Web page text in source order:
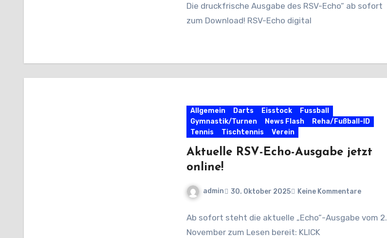
Die druckfrische Ausgabe des RSV-Echo“ ab sofort
zum Download! RSV-Echo digital
Allgemein Darts Eisstock
Fussball
Gymnastik/Turnen
News Flash
Reha/Fußball-ID
Tennis
Tischtennis Verein
Aktuelle RSV-Echo-Ausgabe jetzt
online!
admin 30. Oktober 2025 Keine Kommentare
Ab sofort steht die aktuelle „Echo“-Ausgabe vom 2.
November zum Lesen bereit: KLICK